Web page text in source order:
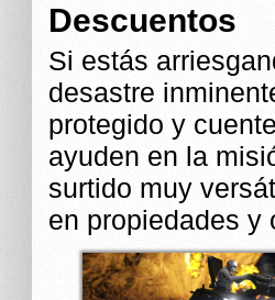
Descuentos
Si estás
desastre
protegido y
ayuden en la
surtido muy
en propiedades y